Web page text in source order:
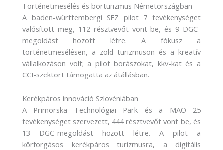
Történetmesélés és borturizmus Németországban
A baden-württembergi SEZ pilot 7 tevékenységet
valósított meg, 112 résztvevőt vont be, és 9 DGC-
megoldást hozott létre. A fókusz a
történetmesélésen, a zöld turizmuson és a kreatív
vállalkozáson volt; a pilot borászokat, kkv-kat és a
CCI-szektort támogatta az átállásban.
Kerékpáros innováció Szlovéniában
A Primorska Technológiai Park és a MAO 25
tevékenységet szervezett, 444 résztvevőt vont be, és
13 DGC-megoldást hozott létre. A pilot a
körforgásos kerékpáros turizmusra, a digitális